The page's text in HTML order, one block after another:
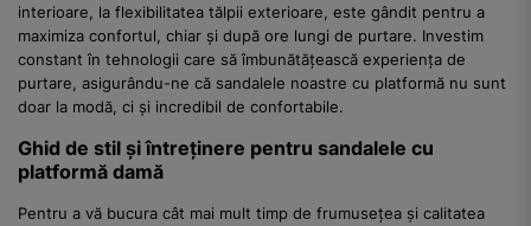
interioare, la flexibilitatea tălpii exterioare, este gândit pentru a
maximiza confortul, chiar și după ore lungi de purtare. Investim
constant în tehnologii care să îmbunătățească experiența de
purtare, asigurându-ne că sandalele noastre cu platformă nu sunt
doar la modă, ci și incredibil de confortabile.
Ghid de stil și întreținere pentru sandalele cu
platformă damă
Pentru a vă bucura cât mai mult timp de frumusețea și calitatea